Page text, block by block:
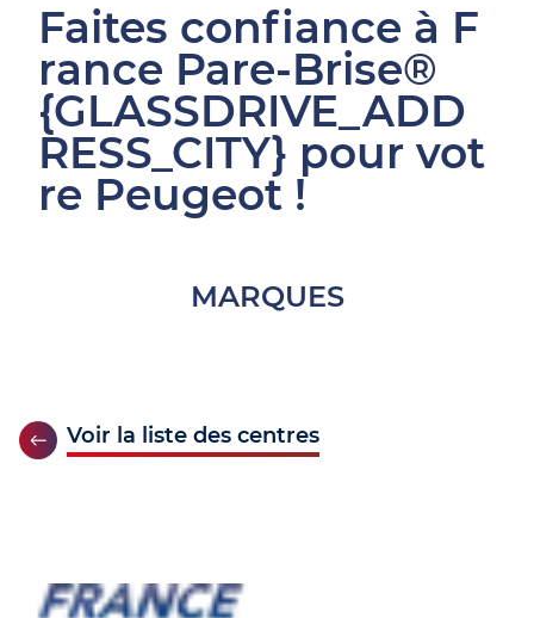
Faites confiance à F
rance Pare-Brise®
{GLASSDRIVE_ADD
RESS_CITY} pour vot
re Peugeot !
MARQUES
Voir la liste des centres